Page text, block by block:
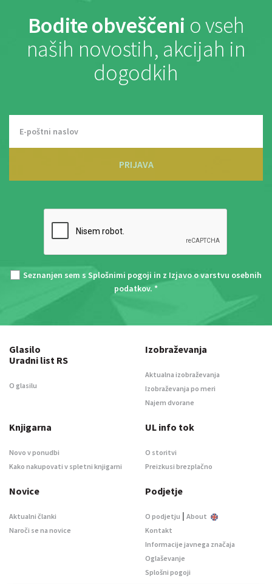
Bodite obveščeni o vseh
naših novostih, akcijah in
dogodkih
PRIJAVA
Seznanjen sem s Splošnimi pogoji in z Izjavo o varstvu osebnih
podatkov. *
Glasilo
Uradni list RS
O glasilu
Izobraževanja
Aktualna izobraževanja
Izobraževanja po meri
Najem dvorane
Knjigarna
Novo v ponudbi
Kako nakupovati v spletni knjigarni
UL info tok
O storitvi
Preizkusi brezplačno
Novice
Aktualni članki
Naroči se na novice
Podjetje
O podjetju | About
Kontakt
Informacije javnega značaja
Oglaševanje
Splošni pogoji